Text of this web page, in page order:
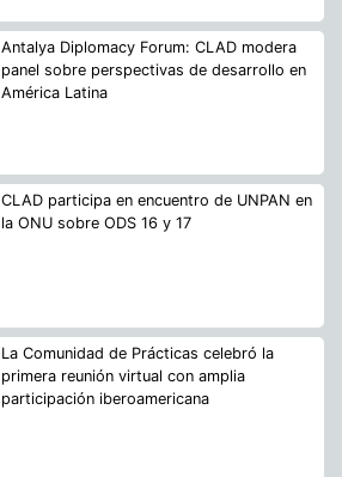
Antalya Diplomacy Forum: CLAD modera
panel sobre perspectivas de desarrollo en
América Latina
CLAD participa en encuentro de UNPAN en
la ONU sobre ODS 16 y 17
La Comunidad de Prácticas celebró la
primera reunión virtual con amplia
participación iberoamericana